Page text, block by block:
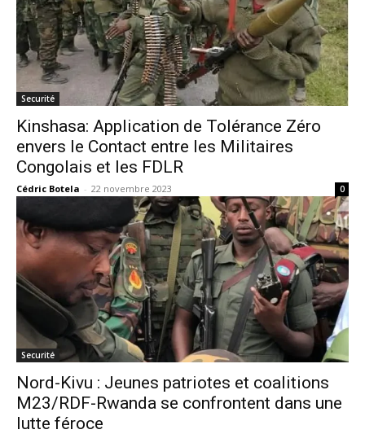
Securité
Kinshasa: Application de Tolérance Zéro
envers le Contact entre les Militaires
Congolais et les FDLR
Cédric Botela - 22 novembre 2023 0
Securité
Nord-Kivu : Jeunes patriotes et coalitions
M23/RDF-Rwanda se confrontent dans une
lutte féroce